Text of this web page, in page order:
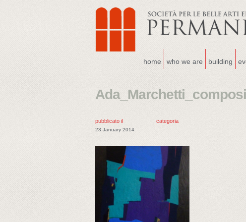
home who we are building
pubblicato il
23 January 2014
categoria